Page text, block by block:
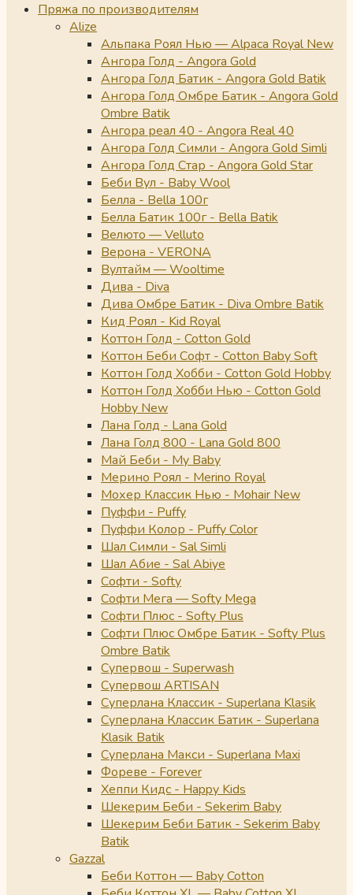
Пряжа по производителям
Alize
Альпака Роял Нью — Alpaca Royal New
Ангора Голд - Angora Gold
Ангора Голд Батик - Angora Gold Batik
Ангора Голд Омбре Батик - Angora Gold
Ombre Batik
Ангора реал 40 - Angora Real 40
Ангора Голд Симли - Angora Gold Simli
Ангора Голд Стар - Angora Gold Star
Беби Вул - Baby Wool
Белла - Bella 100г
Белла Батик 100г - Bella Batik
Велюто — Velluto
Верона - VERONA
Вултайм — Wooltime
Дива - Diva
Дива Омбре Батик - Diva Ombre Batik
Кид Роял - Kid Royal
Коттон Голд - Cotton Gold
Коттон Беби Софт - Cotton Baby Soft
Коттон Голд Хобби - Cotton Gold Hobby
Коттон Голд Хобби Нью - Cotton Gold
Hobby New
Лана Голд - Lana Gold
Лана Голд 800 - Lana Gold 800
Май Беби - My Baby
Мерино Роял - Merino Royal
Мохер Классик Нью - Mohair New
Пуффи - Puffy
Пуффи Колор - Puffy Color
Шал Симли - Sal Simli
Шал Абие - Sal Abiye
Софти - Softy
Софти Мега — Softy Mega
Софти Плюс - Softy Plus
Софти Плюс Омбре Батик - Softy Plus
Ombre Batik
Супервош - Superwash
Супервош ARTISAN
Суперлана Классик - Superlana Klasik
Суперлана Классик Батик - Superlana
Klasik Batik
Суперлана Макси - Superlana Maxi
Фореве - Forever
Хеппи Кидс - Happy Kids
Шекерим Беби - Sekerim Baby
Шекерим Беби Батик - Sekerim Baby
Batik
Gazzal
Беби Коттон — Baby Cotton